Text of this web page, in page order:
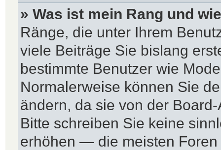
» Was ist mein Rang und
Ränge, die unter Ihrem
viele Beiträge Sie bislang
bestimmte Benutzer wie
Normalerweise können Sie
ändern, da sie von der
Bitte schreiben Sie keine
erhöhen — die meisten